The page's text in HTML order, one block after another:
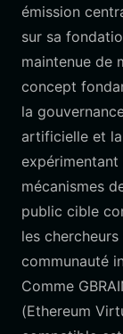
émission
sur sa
maintenue de
concept
la
artificielle et
mécanismes
public cible
les
communauté
Comme
(Ethereum